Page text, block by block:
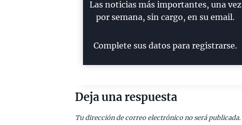
Las noticias más importantes, una vez
por semana, sin cargo, en su email.
Complete sus datos para registrarse.
Deja una respuesta
Tu dirección de correo electrónico no será publicada.